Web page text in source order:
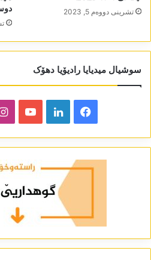
تشرینی دووه‌م 5, 2023
سوشیال میدیایا رادیۆیا دھۆک
Facebook
LinkedIn